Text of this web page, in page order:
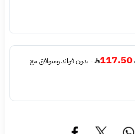
117.50
- بدون فوائد ومتوافق مع